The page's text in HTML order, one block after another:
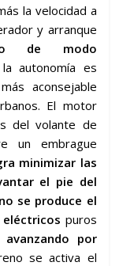
la velocidad a
y arranque
de modo
autonomía es
aconsejable
El motor
del volante de
un embrague
minimizar las
el pie del
no se produce el
puros
por
se activa el